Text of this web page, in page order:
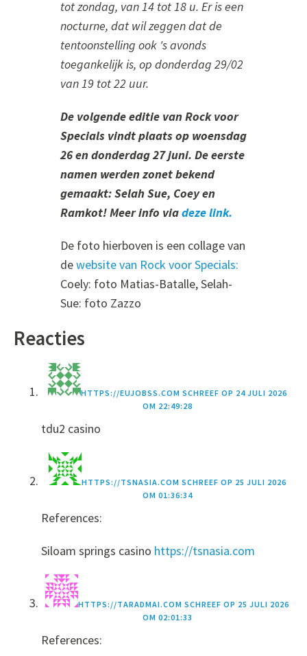
tot zondag, van 14 tot 18 u. Er is een
nocturne, dat wil zeggen dat de
tentoonstelling ook 's avonds
toegankelijk is, op donderdag 29/02
van 19 tot 22 uur.
De volgende editie van Rock voor
Specials vindt plaats op woensdag
26 en donderdag 27 juni. De eerste
namen werden zonet bekend
gemaakt: Selah Sue, Coey en
Ramkot! Meer info viadeze link.
De foto hierboven is een collage van
dewebsite van Rock voor Specials:
Coely: foto Matias-Batalle, Selah-
Sue: foto Zazzo
Reacties
HTTPS://EUJOBSS.COM SCHREEF OP 24 JULI 2026
OM 22:49:28
tdu2 casino
HTTPS://TSNASIA.COM SCHREEF OP 25 JULI 2026
OM 01:36:34
References:
Siloam springs casino https://tsnasia.com
HTTPS://TARADMAI.COM SCHREEF OP 25 JULI 2026
OM 02:01:33
References: